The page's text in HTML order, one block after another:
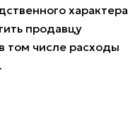
характера
продавцу
том числе расходы